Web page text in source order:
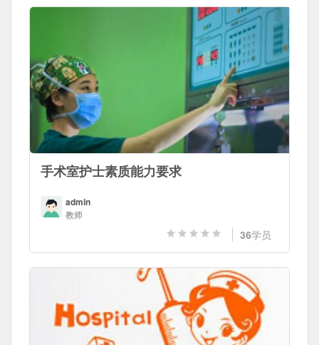
手术室护士素质能力要求
admin
教师
36学员